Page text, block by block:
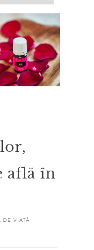
află în
DE VIAȚĂ